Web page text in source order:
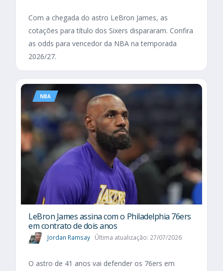
Com a chegada do astro LeBron James, as
cotações para título dos Sixers dispararam. Confira
as odds para vencedor da NBA na temporada
2026/27.
NBA
LeBron James assina com o Philadelphia 76ers
em contrato de dois anos
Jordan Ramsay Última atualização: 27/07/2026
O astro de 41 anos vai defender os 76ers em